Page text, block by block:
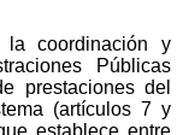
la coordinación y
Públicas
prestaciones del
(artículos 7 y
establece entre